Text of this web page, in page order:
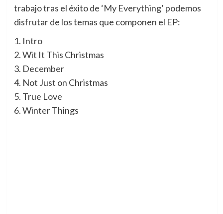
trabajo tras el éxito de ‘My Everything’ podemos
disfrutar de los temas que componen el EP:
1. Intro
2. Wit It This Christmas
3. December
4. Not Just on Christmas
5. True Love
6. Winter Things